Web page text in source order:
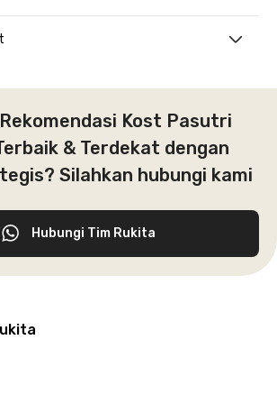
Kost Pasutri
& Terdekat dengan
Silahkan hubungi kami
Hubungi Tim Rukita